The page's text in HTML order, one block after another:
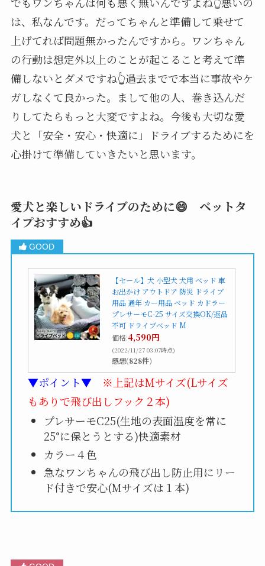
は、私なんです。だってちゃんと準備して乗せて
上げてれば問題無かったんですから。ワンちゃん
の行動は想定外以上のことが起こること考えて準
備しないとダメですね👆過去までで本当に事故やケ
ガしなくて良かった。まして他の人、巻き込んだ
りしてたらもっと大変ですよね。今後も大切な愛
犬と「安全・安心・快適に」ドライブするためにを
心掛けて準備していきたいと思います。
愛犬と楽しいドライブのために😄 ベットタ
イプおすすめ👍
【セール】犬 小型犬 犬用 ベッド 車
お出かけ アウトドア 防災 ドライブ
用品 通年 カー用品 ベッド カドラー
プレサーモC-25 サイズ交換OK/返品
不可 ドライブベッド M
価格:4,590円
(2022/11/27 03:07時点)
感想(828件)
▼ポイント▼ ※上記はMサイズ(Lサイズ
もありで飛び出しフック２本)
プレサーモC25(生地の表面温度を常に
25°に保とうとする)快適素材
カラー４色
急なワンちゃんの飛び出し防止用にリー
ド付きで安心(Mサイズは１本)